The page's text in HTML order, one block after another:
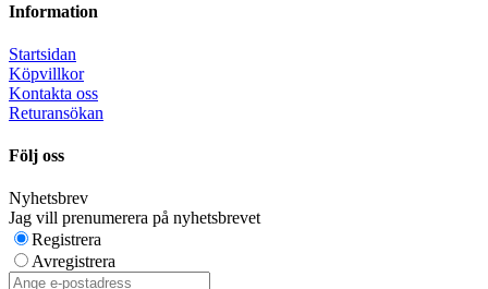
Information
Startsidan
Köpvillkor
Kontakta oss
Returansökan
Följ oss
Nyhetsbrev
Jag vill prenumerera på nyhetsbrevet
Registrera
Avregistrera